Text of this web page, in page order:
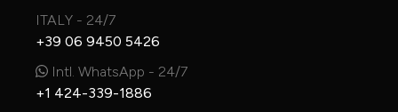
ITALY - 24/7
+39 06 9450 5426
Intl. WhatsApp - 24/7
+1 424-339-1886